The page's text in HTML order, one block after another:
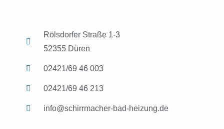
Rölsdorfer Straße 1-3
52355 Düren
02421/69 46 003
02421/69 46 213
info@schirrmacher-bad-heizung.de